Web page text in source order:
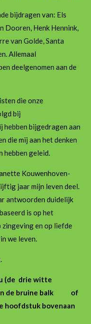
bijdragen van: Els
Dooren, Henk Hennink,
van Golde, Santa
Allemaal
deelgenomen aan de
die onze
bij
hebben bijgedragen aan
die mij aan het denken
hebben geleid.
Kouwenhoven-
jaar mijn leven deel.
antwoorden duidelijk
is op het
zingeving en op liefde
we leven.
(de drie witte
in de bruine balk of
hoofdstuk bovenaan